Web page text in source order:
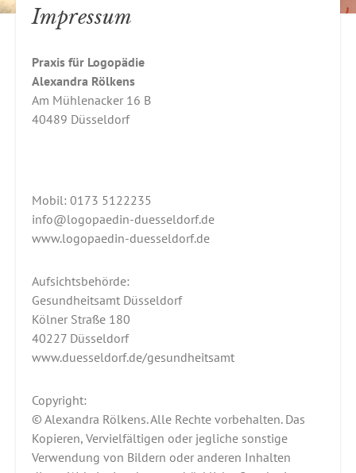
Impressum
Praxis für Logopädie
Alexandra Rölkens
Am Mühlenacker 16 B
40489 Düsseldorf
Mobil: 0173 5122235
info@logopaedin-duesseldorf.de
www.logopaedin-duesseldorf.de
Aufsichtsbehörde:
Gesundheitsamt Düsseldorf
Kölner Straße 180
40227 Düsseldorf
www.duesseldorf.de/gesundheitsamt
Copyright:
© Alexandra Rölkens. Alle Rechte vorbehalten. Das
Kopieren, Vervielfältigen oder jegliche sonstige
Verwendung von Bildern oder anderen Inhalten